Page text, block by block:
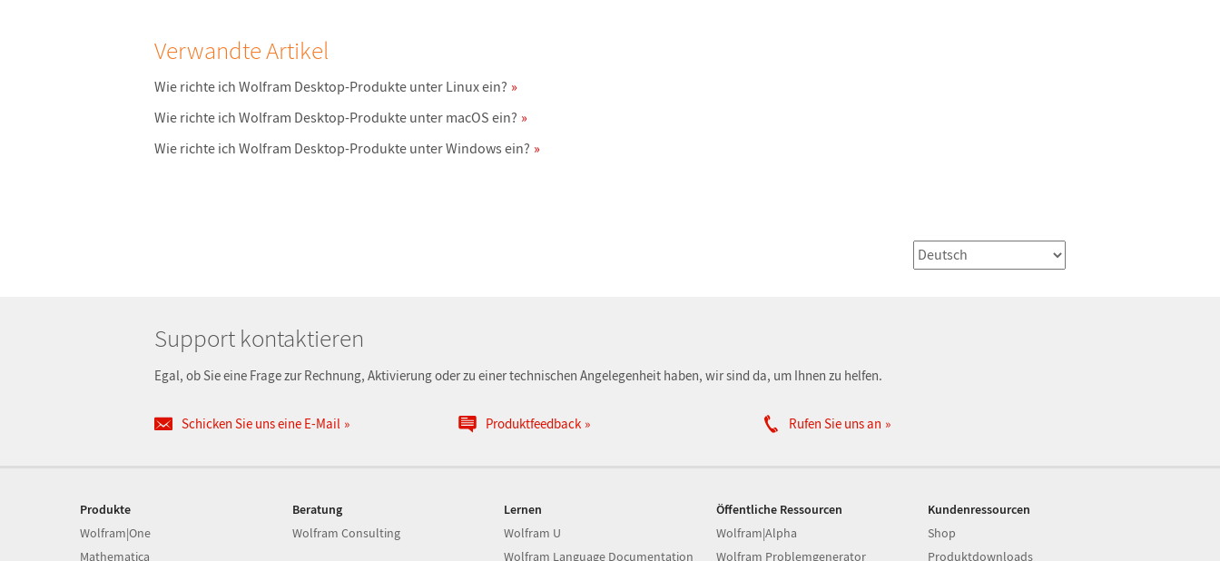
Verwandte Artikel
Wie richte ich Wolfram Desktop-Produkte unter Linux ein?
Wie richte ich Wolfram Desktop-Produkte unter macOS ein?
Wie richte ich Wolfram Desktop-Produkte unter Windows ein?
Support kontaktieren
Egal, ob Sie eine Frage zur Rechnung, Aktivierung oder zu einer technischen Angelegenheit haben, wir sind da, um Ihnen zu helfen.
Schicken Sie uns eine E-Mail Produktfeedback Rufen Sie uns an
Produkte
Wolfram|One
Mathematica
Beratung
Wolfram Consulting
Lernen
Wolfram U
Wolfram Language Documentation
Öffentliche Ressourcen
Wolfram|Alpha
Wolfram Problemgenerator
Kundenressourcen
Shop
Produktdownloads